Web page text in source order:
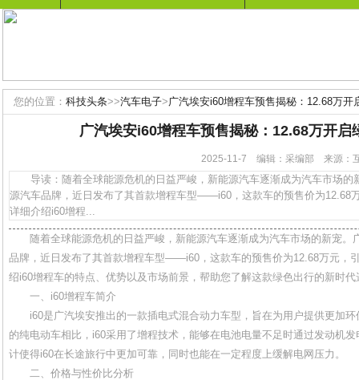
您的位置： 科技头条>>汽车电子>广汽埃安i60增程车预售揭秘：12.68万开
广汽埃安i60增程车预售揭秘：12.68万开启
2025-11-7 编辑：采编部 来源
导读：随着全球能源危机的日益严峻，新能源汽车逐渐成为汽车市场的
源汽车品牌，近日发布了其首款增程车型——i60，这款车的预售价为12.68
详细介绍i60增程...
随着全球能源危机的日益严峻，新能源汽车逐渐成为汽车市场的新宠。
品牌，近日发布了其首款增程车型——i60，这款车的预售价为12.68万元，
绍i60增程车的特点、优势以及市场前景，帮助您了解这款绿色出行的新时代
一、i60增程车简介
i60是广汽埃安推出的一款插电式混合动力车型，旨在为用户提供更加
的纯电动车相比，i60采用了增程技术，能够在电池电量不足时通过发动机
计使得i60在长途旅行中更加可靠，同时也能在一定程度上缓解电网压力。
二、价格与性价比分析